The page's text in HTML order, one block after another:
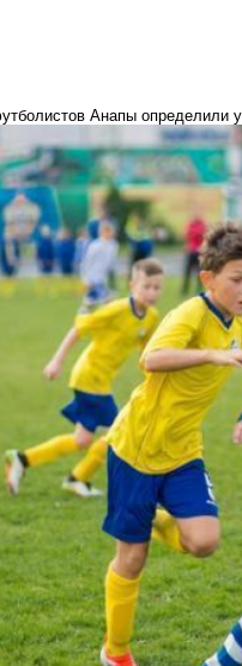
Анапы определили